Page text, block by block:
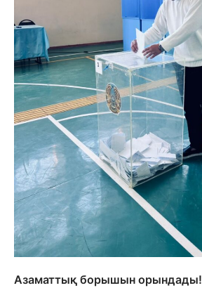
Азаматтық борышын орындады!